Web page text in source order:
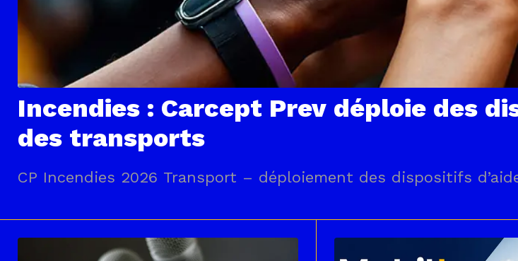
Incendies : Carcept Prev déploie des
des transports
CP Incendies 2026 Transport – déploiement des dispositifs